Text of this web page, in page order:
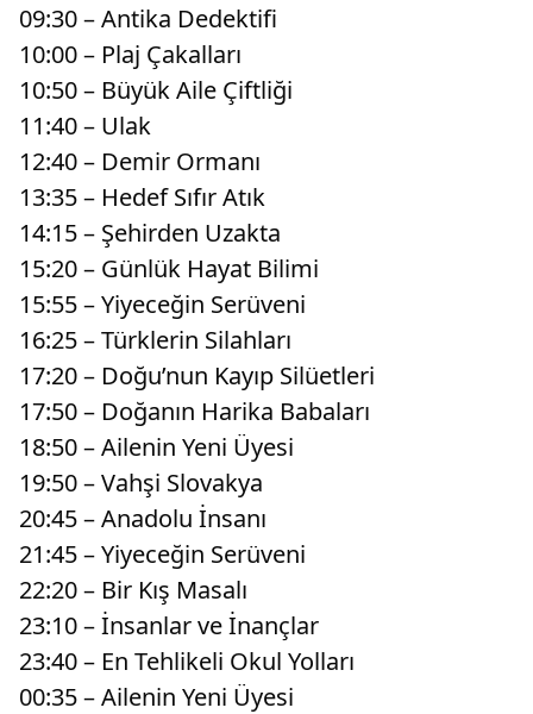
09:30 – Antika Dedektifi
10:00 – Plaj Çakalları
10:50 – Büyük Aile Çiftliği
11:40 – Ulak
12:40 – Demir Ormanı
13:35 – Hedef Sıfır Atık
14:15 – Şehirden Uzakta
15:20 – Günlük Hayat Bilimi
15:55 – Yiyeceğin Serüveni
16:25 – Türklerin Silahları
17:20 – Doğu’nun Kayıp Silüetleri
17:50 – Doğanın Harika Babaları
18:50 – Ailenin Yeni Üyesi
19:50 – Vahşi Slovakya
20:45 – Anadolu İnsanı
21:45 – Yiyeceğin Serüveni
22:20 – Bir Kış Masalı
23:10 – İnsanlar ve İnançlar
23:40 – En Tehlikeli Okul Yolları
00:35 – Ailenin Yeni Üyesi